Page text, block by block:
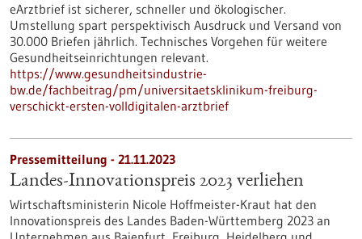
eArztbrief ist sicherer, schneller und ökologischer.
Umstellung spart perspektivisch Ausdruck und Versand von
30.000 Briefen jährlich. Technisches Vorgehen für weitere
Gesundheitseinrichtungen relevant.
https://www.gesundheitsindustrie-
bw.de/fachbeitrag/pm/universitaetsklinikum-freiburg-
verschickt-ersten-volldigitalen-arztbrief
Pressemitteilung - 21.11.2023
Landes-Innovationspreis 2023 verliehen
Wirtschaftsministerin Nicole Hoffmeister-Kraut hat den
Innovationspreis des Landes Baden-Württemberg 2023 an